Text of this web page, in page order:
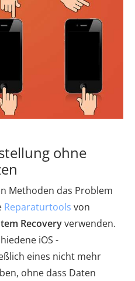
ohne
Methoden das Problem
Reparaturtools von
Recoveryverwenden.
iOS -
eines nicht mehr
ohne dass Daten